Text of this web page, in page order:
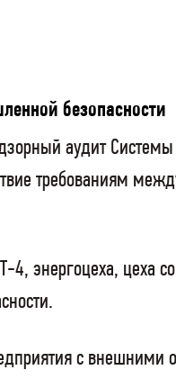
безопасности
аудит Системы
требованиям
энергоцеха, цеха
с внешними